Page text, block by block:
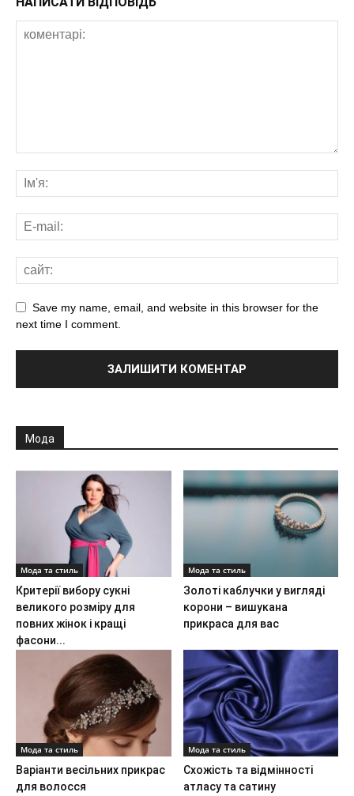
Save my name, email, and website in this browser for the
next time I comment.
Мода
Мода та стиль
Критерії вибору сукні
великого розміру для
повних жінок і кращі
фасони...
Мода та стиль
Золоті каблучки у вигляді
корони – вишукана
прикраса для вас
Мода та стиль
Варіанти весільних прикрас
для волосся
Мода та стиль
Схожість та відмінності
атласу та сатину